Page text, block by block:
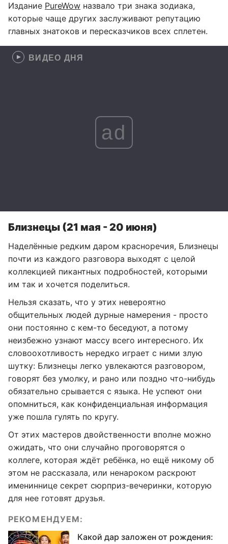
Издание PureWow назвало три знака зодиака,
которые чаще других заслуживают репутацию
главных знатоков и пересказчиков всех сплетен.
ВИДЕО ДНЯ
ad
Близнецы (21 мая - 20 июня)
Наделённые редким даром красноречия, Близнецы
почти из каждого разговора выходят с целой
коллекцией пикантных подробностей, которыми
им так и хочется поделиться.
Нельзя сказать, что у этих невероятно
общительных людей дурные намерения - просто
они постоянно с кем-то беседуют, а потому
неизбежно узнают массу всего интересного. Их
словоохотливость нередко играет с ними злую
шутку: Близнецы легко увлекаются разговором,
говорят без умолку, и рано или поздно что-нибудь
обязательно срывается с языка. Не успеют они
опомниться, как конфиденциальная информация
уже пошла гулять по кругу.
От этих мастеров двойственности вполне можно
ожидать, что они случайно проговорятся о
коллеге, которая ждёт ребёнка, но ещё никому об
этом не рассказала, или ненароком раскроют
имениннице секрет сюрприз-вечеринки, которую
для нее готовят друзья.
РЕКОМЕНДУЕМ:
Какой дар заложен от рождения: